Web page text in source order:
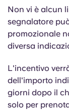
Non vi è alcun
segnalatore
promozionale
diversa
L'incentivo
dell'importo
giorni dopo il
solo per